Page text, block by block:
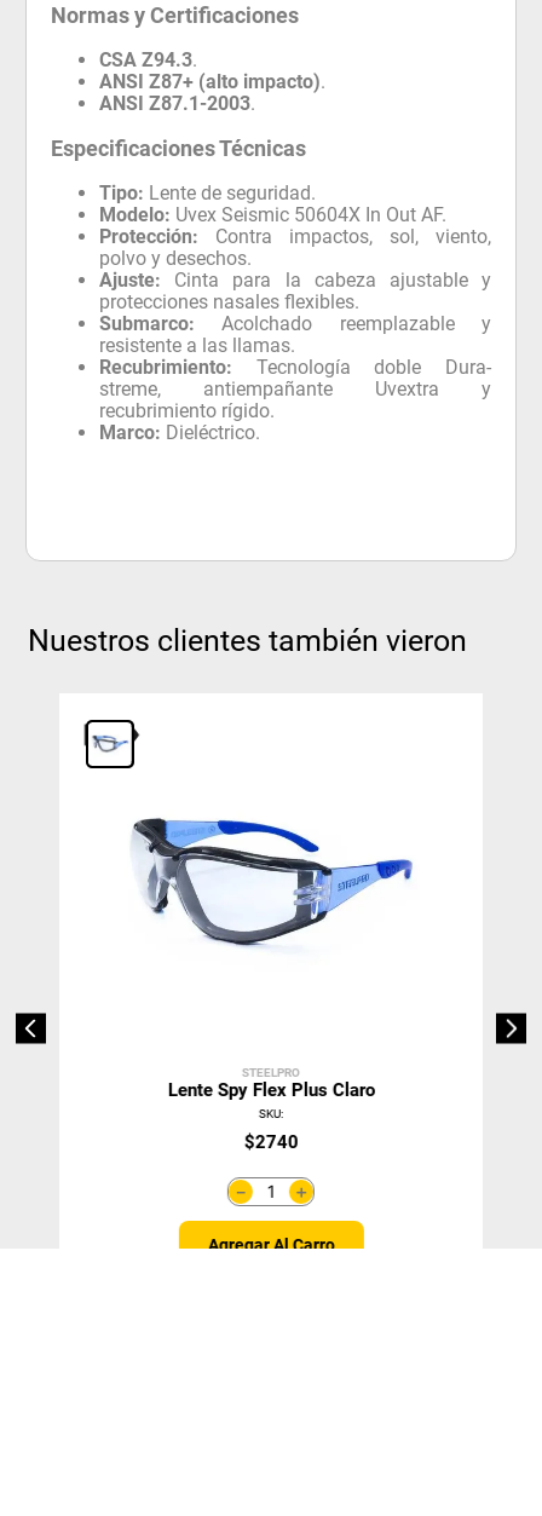
Normas y Certificaciones
CSA Z94.3.
ANSI Z87+ (alto impacto).
ANSI Z87.1-2003.
Especificaciones Técnicas
Tipo: Lente de seguridad.
Modelo: Uvex Seismic 50604X In Out AF.
Protección: Contra impactos, sol, viento,
polvo y desechos.
Ajuste: Cinta para la cabeza ajustable y
protecciones nasales flexibles.
Submarco: Acolchado reemplazable y
resistente a las llamas.
Recubrimiento: Tecnología doble Dura-
streme, antiempañante Uvextra y
recubrimiento rígido.
Marco: Dieléctrico.
Nuestros clientes también vieron
STEELPRO
Lente Spy Flex Plus Claro
SKU:
$2740
＋
－
Agregar Al Carro